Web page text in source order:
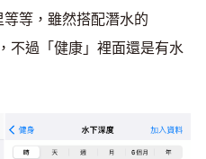
等，雖然搭配潛水的
不過「健康」裡面還是有水